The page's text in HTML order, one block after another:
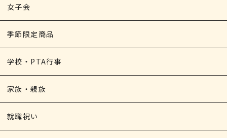
女子会
季節限定商品
学校・PTA行事
家族・親族
就職祝い